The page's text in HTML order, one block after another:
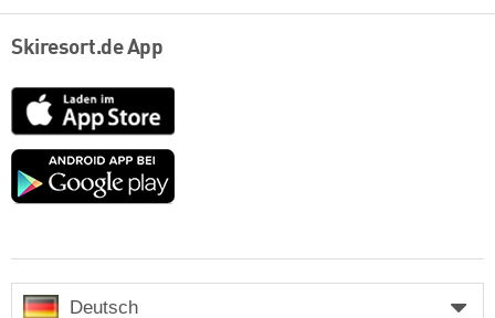
Skiresort.de App
App
Store
Google
Deutsch